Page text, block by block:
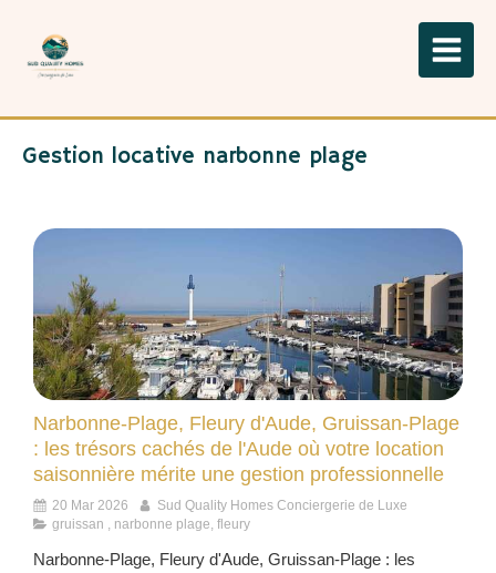
Gestion locative narbonne plage
Narbonne-Plage, Fleury d'Aude, Gruissan-Plage
: les trésors cachés de l'Aude où votre location
saisonnière mérite une gestion professionnelle
20 Mar 2026
Sud Quality Homes Conciergerie de Luxe
gruissan , narbonne plage, fleury
Narbonne-Plage, Fleury d'Aude, Gruissan-Plage : les